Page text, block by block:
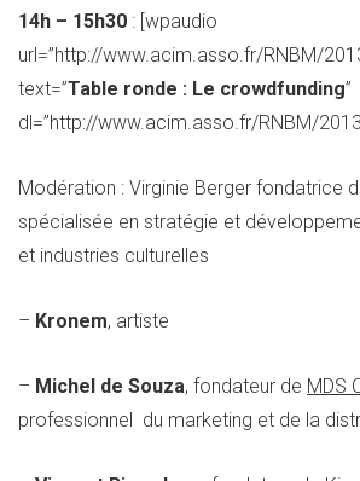
14h – 15h30 : [wpaudio
url=”http://www.acim.asso.fr/RNBM/
text=”Table ronde : Le crowdfunding”
dl=”http://www.acim.asso.fr/RNBM/
Modération : Virginie Berger fondatrice
spécialisée en stratégie et
et industries culturelles
– Kronem, artiste
– Michel de Souza, fondateur de MDS
professionnel du marketing et de la